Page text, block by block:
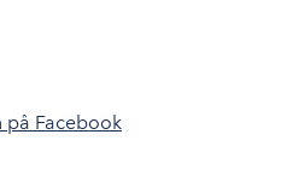
på Facebook